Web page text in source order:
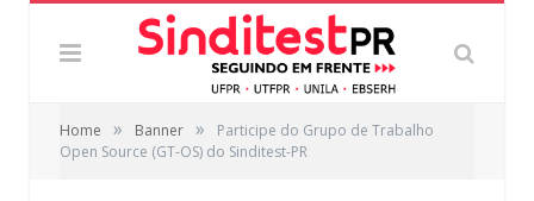
Home » Banner »
Participe do Grupo de Trabalho
Open Source (GT-OS) do Sinditest-PR